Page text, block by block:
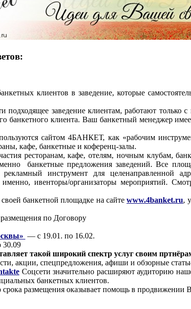
клиентов в заведение, которые
заведение клиентам, работают только
банкетного клиента. Ваш банкетный менеджер
сайтом 4БАНКЕТ, как «рабочим
кафе, банкетные и коференц-залы.
ресторанам, кафе, отелям, ночным клубам,
банкетные предложения заведений. Все
инструмент для целенаправленной
ивенторы/организаторы мероприятий.
банкетной площадке на сайтеwww.4banket.ru,
по Договору
— с 19.01. по 16.02.
30.09
такой широкий спектр услуг своим
акции, спецпредложения, афиши и обзорные
Соцсети значительно расширяют аудиторию
банкетных клиентов.
срока размещения оказывает помощь в продвижении